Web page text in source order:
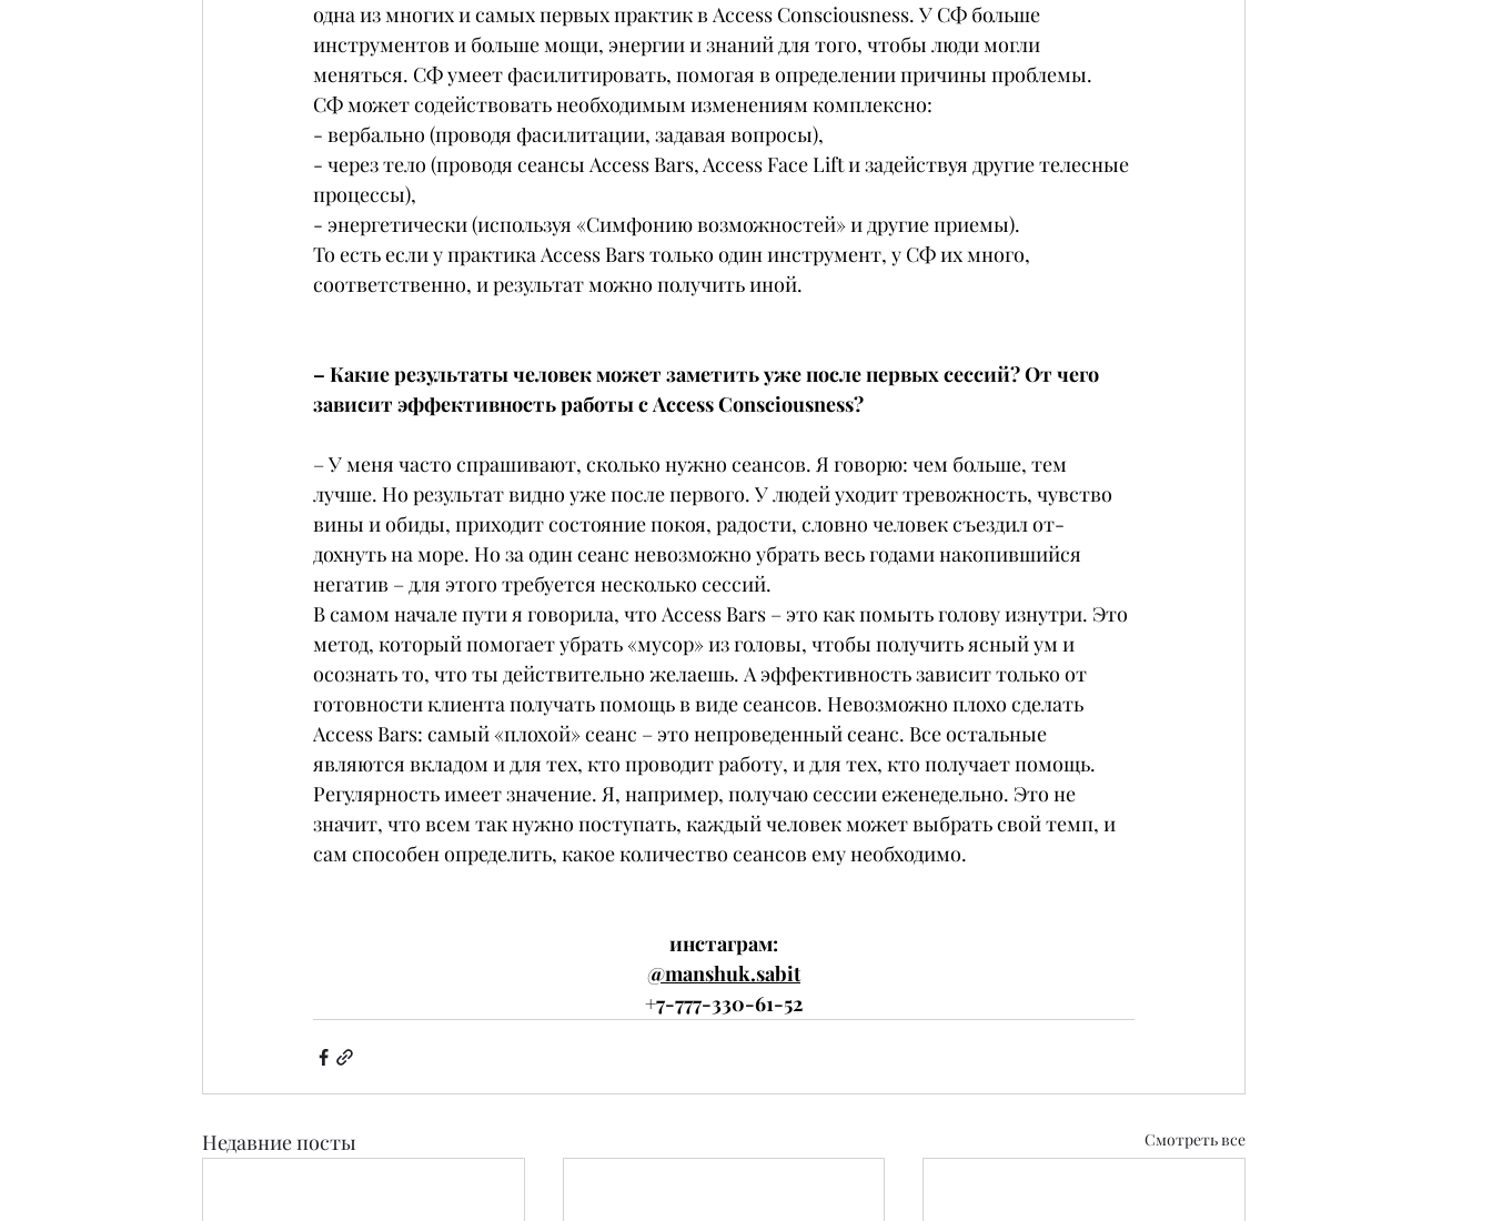
одна из многих и самых первых практик в Access Consciousness. У СФ больше
инструментов и больше мощи, энергии и знаний для того, чтобы люди могли
меняться. СФ умеет фасилитировать, помогая в определении причины проблемы.
СФ может содействовать необходимым изменениям комплексно:
- вербально (проводя фасилитации, задавая вопросы),
- через тело (проводя сеансы Access Bars, Access Face Lift и задействуя другие телесные
процессы),
- энергетически (используя «Симфонию возможностей» и другие приемы).
То есть если у практика Access Bars только один инструмент, у СФ их много,
соответственно, и результат можно получить иной.
– Какие результаты человек может заметить уже после первых сессий? От чего
зависит эффективность работы с Access Consciousness?
– У меня часто спрашивают, сколько нужно сеансов. Я говорю: чем больше, тем
лучше. Но результат видно уже после первого. У людей уходит тревожность, чувство
вины и обиды, приходит состояние покоя, радости, словно человек съездил от-
дохнуть на море. Но за один сеанс невозможно убрать весь годами накопившийся
негатив – для этого требуется несколько сессий.
В самом начале пути я говорила, что Access Bars – это как помыть голову изнутри. Это
метод, который помогает убрать «мусор» из головы, чтобы получить ясный ум и
осознать то, что ты действительно желаешь. А эффективность зависит только от
готовности клиента получать помощь в виде сеансов. Невозможно плохо сделать
Access Bars: самый «плохой» сеанс – это непроведенный сеанс. Все остальные
являются вкладом и для тех, кто проводит работу, и для тех, кто получает помощь.
Регулярность имеет значение. Я, например, получаю сессии еженедельно. Это не
значит, что всем так нужно поступать, каждый человек может выбрать свой темп, и
сам способен определить, какое количество сеансов ему необходимо.
инстаграм:
@manshuk.sabit
+7-777-330-61-52
Недавние посты Смотреть все